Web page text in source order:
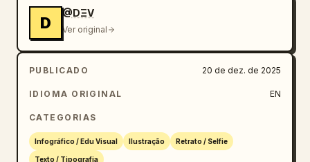
D
@DΞV
Ver original
PUBLICADO 20 de dez. de 2025
IDIOMA ORIGINAL EN
CATEGORIAS
Infográfico / Edu Visual Ilustração Retrato / Selfie
Texto / Tipografia